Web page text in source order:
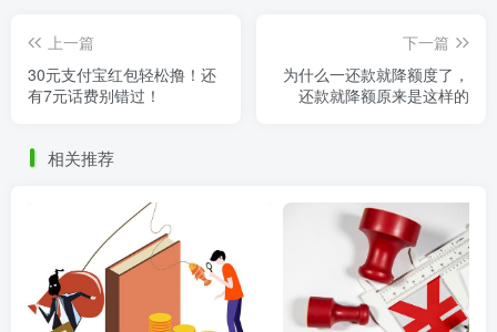
CovenGarden、Denham、孩子王、热
风、太平鸟、优衣库、广东电信、星巴
金、哔哩哔哩、同程艺龙、便利蜂、航联
保险、华为商城、Apple商城、FivePlus、
抖音等目前不支持微信立减金抵扣。
上一篇
30元支付宝红包轻松撸！还
有7元话费别错过！
下一篇
为什么一还款就降额度了，
还款就降额原来是这样的
相关推荐